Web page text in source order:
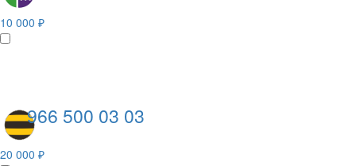
10 000 ₽
966 500 03 03
20 000 ₽